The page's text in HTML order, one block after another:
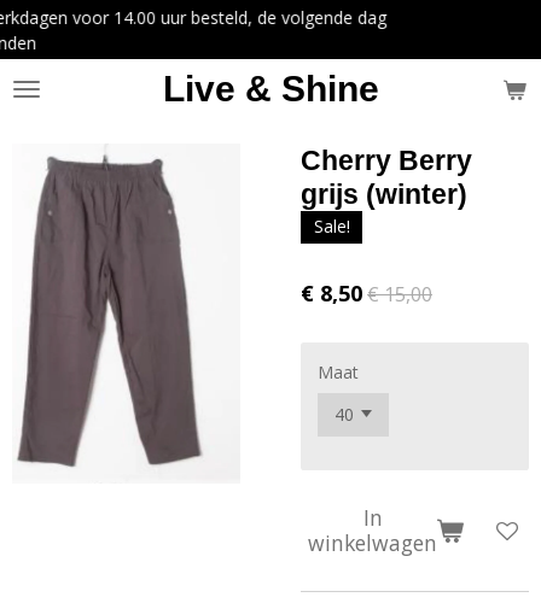
Ga
direct
de
Live & Shine
besteld, de volgende dag
Cherry Berry
grijs (winter)
Sale!
€ 8,50€ 15,00
Maat
In
winkelwagen